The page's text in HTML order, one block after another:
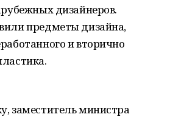
дизайнеров.
предметы дизайна,
и вторично
заместитель министра